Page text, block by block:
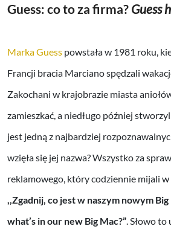
Guess: co to za firma? Guess
Marka Guess powstała w 1981 roku,
Francji bracia Marciano spędzali
Zakochani w krajobrazie miasta
zamieszkać, a niedługo później
jest jedną z najbardziej
wzięła się jej nazwa? Wszystko za
reklamowego, który codziennie mijali
,,Zgadnij, co jest w naszym nowym Big
what’s in our new Big Mac?” . Słowo